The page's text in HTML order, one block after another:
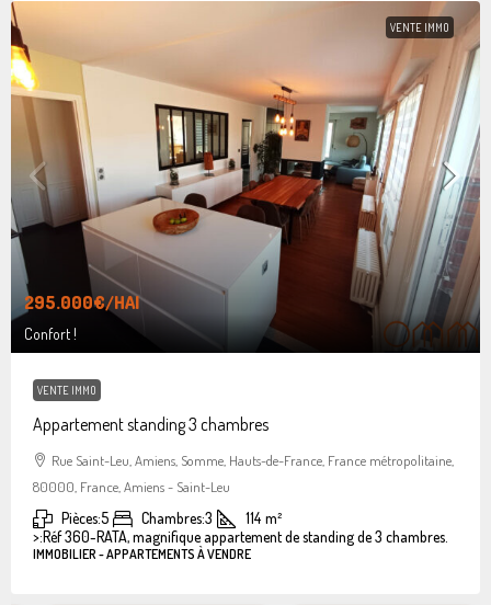
VENTE IMMO
295.000€/HAI
Confort !
VENTE IMMO
Appartement standing 3 chambres
Rue Saint-Leu, Amiens, Somme, Hauts-de-France, France métropolitaine,
80000, France, Amiens - Saint-Leu
Pièces:5 Chambres:3 114 m²
>:Réf 360-RATA, magnifique appartement de standing de 3 chambres.
IMMOBILIER - APPARTEMENTS À VENDRE